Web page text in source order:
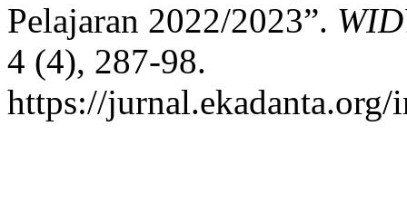
Pelajaran 2022/2023”.
4 (4), 287-98.
https://